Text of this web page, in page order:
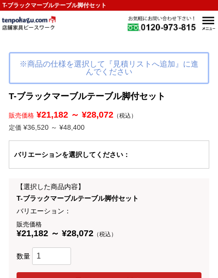
T-ブラックマーブルテーブル脚付セット
※商品の仕様を選択して『見積リストへ追加』に進
んでください
T-ブラックマーブルテーブル脚付セット
販売価格¥21,182 ～ ¥28,072（税込）
定価 ¥36,520 ～ ¥48,400
バリエーションを選択してください：
【選択した商品内容】
T-ブラックマーブルテーブル脚付セット
バリエーション：
販売価格
¥21,182 ～ ¥28,072（税込）
数量